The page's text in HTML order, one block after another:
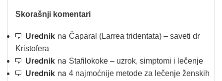
Skorašnji komentari
Urednik na Čaparal (Larrea tridentata) – saveti dr
Kristofera
Urednik na Stafilokoke – uzrok, simptomi i lečenje
Urednik na 4 najmoćnije metode za lečenje ženskih